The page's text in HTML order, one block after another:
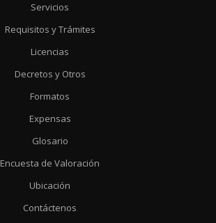
Servicios
Requisitos y Trámites
Licencias
Decretos y Otros
Formatos
Expensas
Glosario
Encuesta de Valoración
Ubicación
Contáctenos